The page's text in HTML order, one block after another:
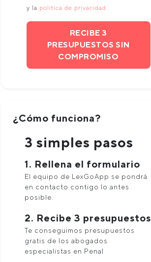
y la política de privacidad
RECIBE 3
PRESUPUESTOS SIN
COMPROMISO
¿Cómo funciona?
3 simples pasos
1. Rellena el formulario
El equipo de LexGoApp se pondrá
en contacto contigo lo antes
posible.
2. Recibe 3 presupuestos
Te conseguimos presupuestos
gratis de los abogados
especialistas en Penal